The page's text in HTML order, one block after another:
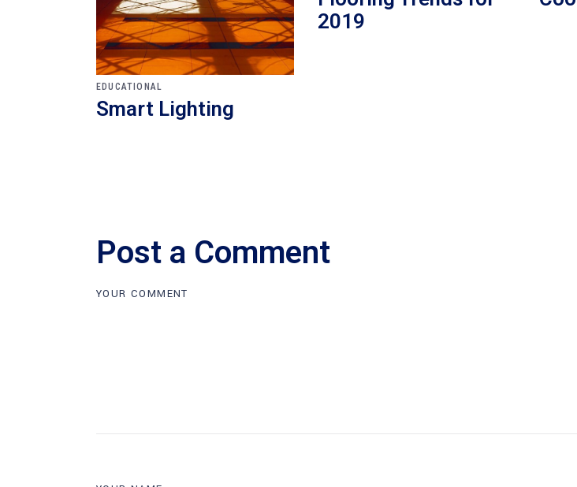
EDUCATIONAL
Smart Lighting
2019
Post a Comment